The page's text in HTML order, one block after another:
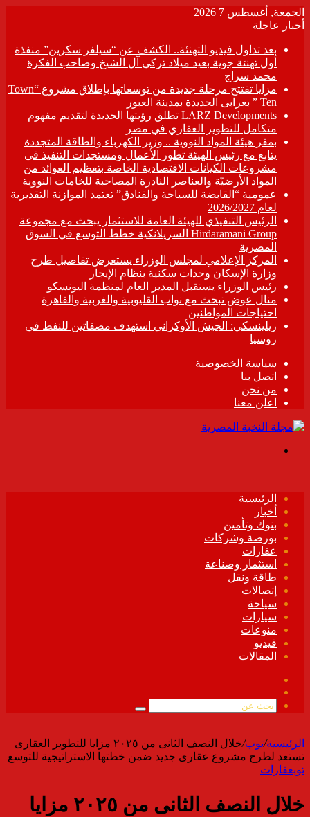
الجمعة, أغسطس 7 2026
أخبار عاجلة
بعد تداول فيديو التهنئة.. الكشف عن “سيلفر سكرين” منفذة
أول تهنئة جوية بعيد ميلاد تركي آل الشيخ وصاحب الفكرة
محمد سراج
مزايا تفتتح مرحلة جديدة من توسعاتها بإطلاق مشروع “Town
Ten ” بعرابى الجديدة بمدينة العبور
LARZ Developments تطلق رؤيتها الجديدة لتقديم مفهوم
متكامل للتطوير العقاري في مصر
بمقر هيئة المواد النووية .. وزير الكهرباء والطاقة المتجددة
يتابع مع رئيس الهيئة تطور الأعمال ومستجدات التنفيذ فى
مشروعات الكيانات الاقتصادية الخاصة بتعظيم العوائد من
المواد الأرضيّة والعناصر النادرة المصاحبة للخامات النووية
عمومية “القابضة للسياحة والفنادق” تعتمد الموازنة التقديرية
لعام 2026/2027
الرئيس التنفيذي للهيئة العامة للاستثمار يبحث مع مجموعة
Hirdaramani Group السريلانكية خطط التوسع في السوق
المصرية
المركز الإعلامي لمجلس الوزراء يستعرض تفاصيل طرح
وزارة الإسكان وحدات سكنية بنظام الإيجار
رئيس الوزراء يستقبل المدير العام لمنظمة اليونسكو
منال عوض تبحث مع نواب القليوبية والغربية والقاهرة
احتياجات المواطنين
زيلينسكي: الجيش الأوكراني استهدف مصفاتين للنفط في
روسيا
سياسة الخصوصية
اتصل بنا
من نحن
اعلن معنا
الرئيسية
أخبار
بنوك وتأمين
بورصة وشركات
عقارات
استثمار وصناعة
طاقة ونقل
إتصالات
سياحة
سيارات
منوعات
فيديو
المقالات
الموقع
بحث
الرئيسية/توب/
خلال النصف الثانى من ٢٠٢٥ مزايا للتطوير العقارى
تستعد لطرح مشروع عقارى جديد ضمن خطتها الاستراتيجية للتوسع
توبعقارات
خلال النصف الثانى من ٢٠٢٥ مزايا